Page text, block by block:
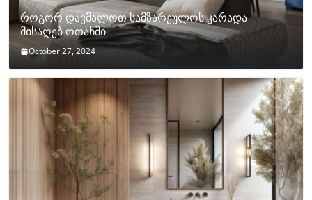
როგორ დავმალოთ სამზარეულოს კარადა
მისაღებ ოთახში
October 27, 2024